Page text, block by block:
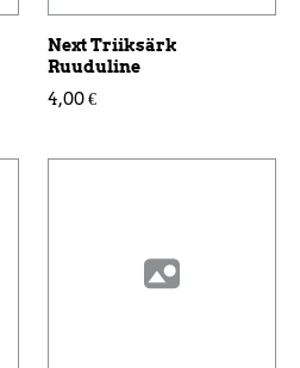
Next Triiksärk
Ruuduline
4,00 €